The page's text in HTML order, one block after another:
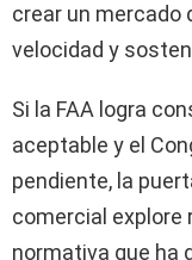
crear un mercado
velocidad y
Si la FAA logra
aceptable y el
pendiente, la
comercial explore
normativa que ha